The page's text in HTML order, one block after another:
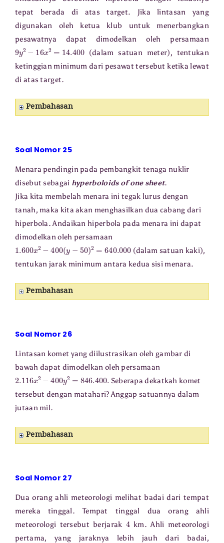
tepat berada di atas target. Jika lintasan yang
digunakan oleh ketua klub untuk menerbangkan
pesawatnya dapat dimodelkan oleh persamaan
9 y2 16 x 2= 14.400 (dalam satuan meter), tentukan
ketinggian minimum dari pesawat tersebut ketika lewat
di atas target.
Pembahasan
Soal Nomor 25
Menara pendingin pada pembangkit tenaga nuklir
disebut sebagai hyperboloids of one sheet.
Jika kita membelah menara ini tegak lurus dengan
tanah, maka kita akan menghasilkan dua cabang dari
hiperbola. Andaikan hiperbola pada menara ini dapat
dimodelkan oleh persamaan
1.600 x 400 50)2 640.000(dalam satuan kaki),
tentukan jarak minimum antara kedua sisi menara.
Pembahasan
Soal Nomor 26
Lintasan komet yang diilustrasikan oleh gambar di
bawah dapat dimodelkan oleh persamaan
2.116 2 400y 2 846.400 Seberapa dekatkah komet
tersebut dengan matahari? Anggap satuannya dalam
jutaan mil.
Pembahasan
Soal Nomor 27
Dua orang ahli meteorologi melihat badai dari tempat
mereka tinggal. Tempat tinggal dua orang ahli
meteorologi tersebut berjarak
4km. Ahli meteorologi
pertama, yang jaraknya lebih jauh dari badai,